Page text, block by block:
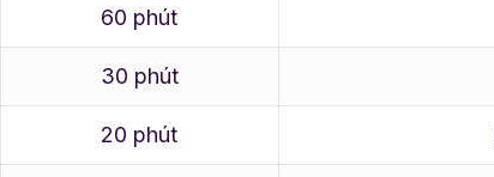
60 phút
30 phút
20 phút